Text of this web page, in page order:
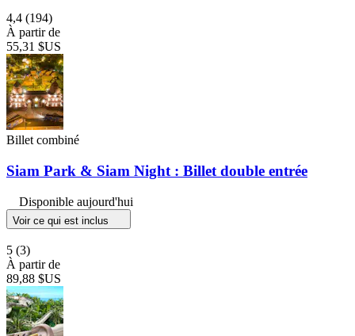
4,4 (194)
À partir de
55,31 $US
Billet combiné
Siam Park & Siam Night : Billet double entrée
Disponible aujourd'hui
Voir ce qui est inclus
5 (3)
À partir de
89,88 $US